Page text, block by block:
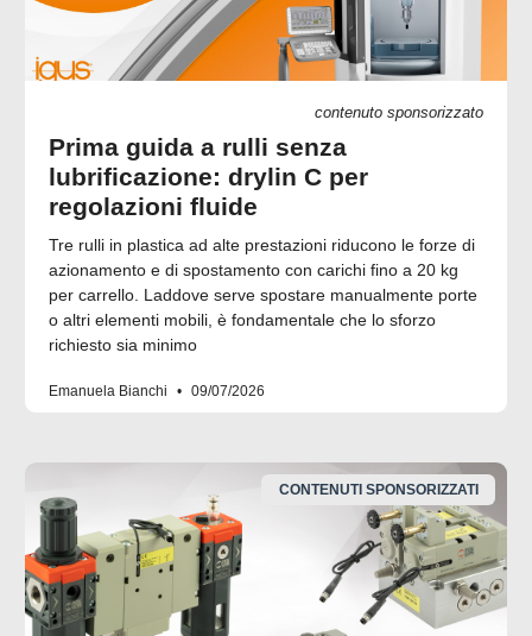
contenuto sponsorizzato
Prima guida a rulli senza
lubrificazione: drylin C per
regolazioni fluide
Tre rulli in plastica ad alte prestazioni riducono le forze di
azionamento e di spostamento con carichi fino a 20 kg
per carrello. Laddove serve spostare manualmente porte
o altri elementi mobili, è fondamentale che lo sforzo
richiesto sia minimo
Emanuela Bianchi 09/07/2026
CONTENUTI SPONSORIZZATI